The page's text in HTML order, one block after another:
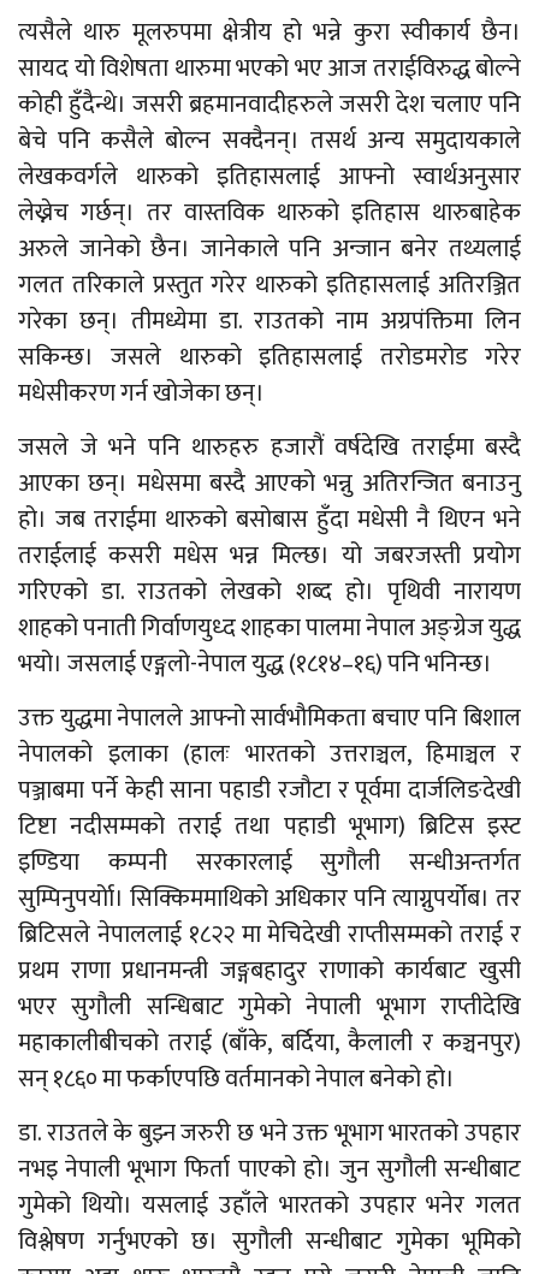
त्यसैले थारु मूलरुपमा क्षेत्रीय हो भन्ने कुरा स्वीकार्य छैन।
सायद यो विशेषता थारुमा भएको भए आज तराईविरुद्ध बोल्ने
कोही हुँदैन्थे। जसरी ब्रहमानवादीहरुले जसरी देश चलाए पनि
बेचे पनि कसैले बोल्न सक्दैनन्। तसर्थ अन्य समुदायकाले
लेखकवर्गले थारुको इतिहासलाई आफ्नो स्वार्थअनुसार
लेख्नेच गर्छन्। तर वास्तविक थारुको इतिहास थारुबाहेक
अरुले जानेको छैन। जानेकाले पनि अन्जान बनेर तथ्यलाई
गलत तरिकाले प्रस्तुत गरेर थारुको इतिहासलाई अतिरञ्जित
गरेका छन्। तीमध्येमा डा. राउतको नाम अग्रपंक्तिमा लिन
सकिन्छ। जसले थारुको इतिहासलाई तरोडमरोड गरेर
मधेसीकरण गर्न खोजेका छन्।
जसले जे भने पनि थारुहरु हजारौं वर्षदेखि तराईमा बस्दै
आएका छन्। मधेसमा बस्दै आएको भन्नु अतिरन्जित बनाउनु
हो। जब तराईमा थारुको बसोबास हुँदा मधेसी नै थिएन भने
तराईलाई कसरी मधेस भन्न मिल्छ। यो जबरजस्ती प्रयोग
गरिएको डा. राउतको लेखको शब्द हो। पृथिवी नारायण
शाहको पनाती गिर्वाणयुध्द शाहका पालमा नेपाल अङ्ग्रेज युद्ध
भयो। जसलाई एङ्गलो-नेपाल युद्ध (१८१४–१६) पनि भनिन्छ।
उक्त युद्धमा नेपालले आफ्नो सार्वभौमिकता बचाए पनि बिशाल
नेपालको इलाका (हालः भारतको उत्तराञ्चल, हिमाञ्चल र
पञ्जाबमा पर्ने केही साना पहाडी रजौटा र पूर्वमा दार्जलिङदेखी
टिष्टा नदीसम्मको तराई तथा पहाडी भूभाग) ब्रिटिस इस्ट
इण्डिया कम्पनी सरकारलाई सुगौली सन्धीअन्तर्गत
सुम्पिनुपर्योा। सिक्किममाथिको अधिकार पनि त्याग्नुपर्योब। तर
ब्रिटिसले नेपाललाई १८२२ मा मेचिदेखी राप्तीसम्मको तराई र
प्रथम राणा प्रधानमन्त्री जङ्गबहादुर राणाको कार्यबाट खुसी
भएर सुगौली सन्धिबाट गुमेको नेपाली भूभाग राप्तीदेखि
महाकालीबीचको तराई (बाँके, बर्दिया, कैलाली र कञ्चनपुर)
सन् १८६० मा फर्काएपछि वर्तमानको नेपाल बनेको हो।
डा. राउतले के बुझ्न जरुरी छ भने उक्त भूभाग भारतको उपहार
नभइ नेपाली भूभाग फिर्ता पाएको हो। जुन सुगौली सन्धीबाट
गुमेको थियो। यसलाई उहाँले भारतको उपहार भनेर गलत
विश्लेषण गर्नुभएको छ। सुगौली सन्धीबाट गुमेका भूमिको